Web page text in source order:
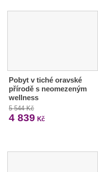
Pobyt v tiché oravské
přírodě s neomezeným
wellness
5 544 Kč
4 839 Kč